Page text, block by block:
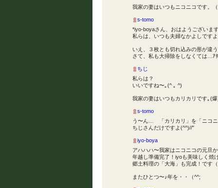
我家の妻はいつもニコニコです。
s-tomo
*iyo-boyaさん、おはようございま
私らは、いつも夫婦なかよしです
いえ、３枚とも切れ込みの形が違
さて、私も大掃除をしなくては…ｱ
ちじ
私らは？
いいですね〜｡(^ ｡ ^)
我家の妻はいつもカリカリです｡(
s-tomo
う〜ん… 「カリカリ」を「ニコ
ちじさんだけですよ(^^)//"
iyo-boya
アハハハ〜我家はニコニコの元旦
年越し準備完了！iyoも美味しく焼
郷土料理の「大海」も完成！です
またひとつ〜♪年を・・（^^;